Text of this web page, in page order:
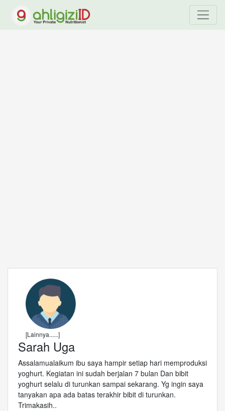
[Lainnya......]
Sarah Uga
Assalamualaikum ibu saya hampir setiap hari memproduksi
yoghurt. Kegiatan ini sudah berjalan 7 bulan Dan bibit
yoghurt selalu di turunkan sampai sekarang. Yg ingin saya
tanyakan apa ada batas terakhir bibit di turunkan.
Trimakasih..